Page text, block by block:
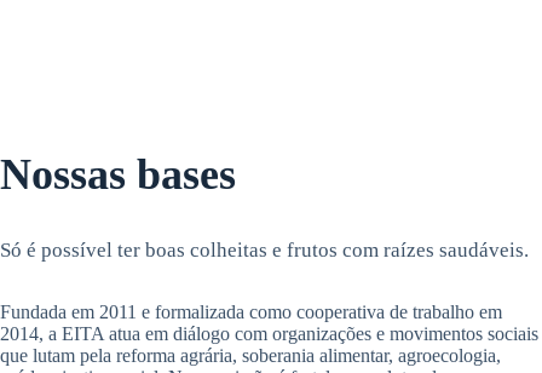
Nossas bases
Só é possível ter boas colheitas e frutos com raízes saudáveis.
Fundada em 2011 e formalizada como cooperativa de trabalho em
2014, a EITA atua em diálogo com organizações e movimentos sociais
que lutam pela reforma agrária, soberania alimentar, agroecologia,